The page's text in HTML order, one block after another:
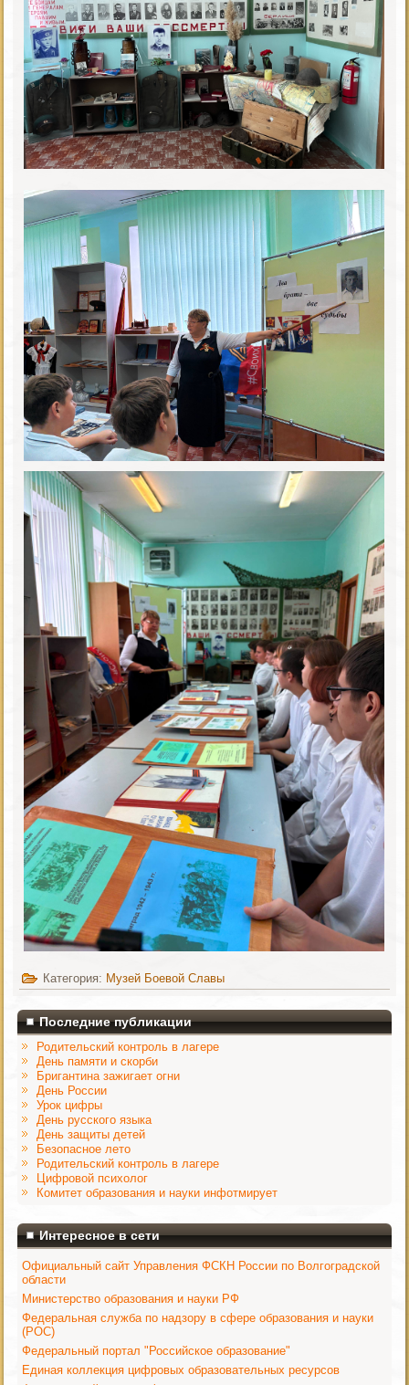
Категория: Музей Боевой Славы
Последние публикации
Родительский контроль в лагере
День памяти и скорби
Бригантина зажигает огни
День России
Урок цифры
День русского языка
День защиты детей
Безопасное лето
Родительский контроль в лагере
Цифровой психолог
Комитет образования и науки инфотмирует
Интересное в сети
Официальный сайт Управления ФСКН России по Волгоградской
области
Министерство образования и науки РФ
Федеральная служба по надзору в сфере образования и науки
(РОС)
Федеральный портал "Российское образование"
Единая коллекция цифровых образовательных ресурсов